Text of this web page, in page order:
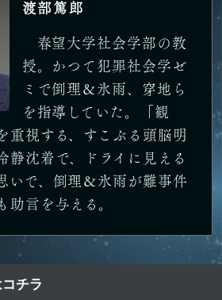
渡部篤郎
春望大学社会学部の教
授。かつて犯罪社会学ゼ
ミで倒理＆氷雨、穿地ら
を指導していた。「観
重視する、すこぶる頭脳明
静沈着で、ドライに見える
いで、倒理＆氷雨が難事件
助言を与える。
チラ